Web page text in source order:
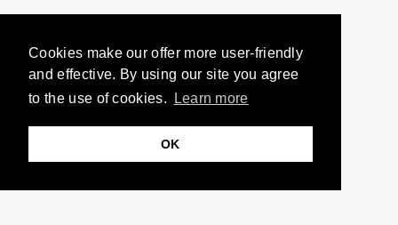
Cookies make our offer more user-friendly
and effective. By using our site you agree
to the use of cookies.
Learn more
OK